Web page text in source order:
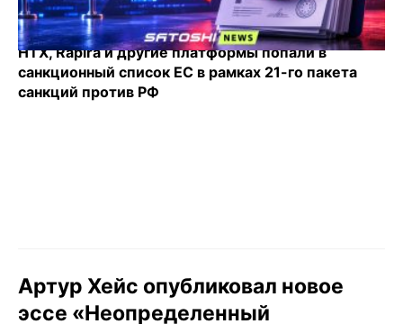
HTX, Rapira и другие платформы попали в
санкционный список ЕС в рамках 21-го пакета
санкций против РФ
Артур Хейс опубликовал новое
эссе «Неопределенный